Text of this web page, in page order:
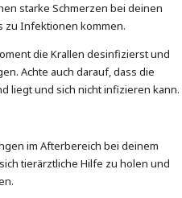
starke Schmerzen bei deinen
zu Infektionen kommen.
die Krallen desinfizierst und
Achte auch darauf, dass die
liegt und sich nicht infizieren kann.
im Afterbereich bei deinem
tierärztliche Hilfe zu holen und